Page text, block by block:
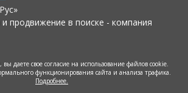
и продвижение в поиске - компания
вы даете свое согласие на использование файлов cookie.
функционирования сайта и анализа трафика.
Подробнее.